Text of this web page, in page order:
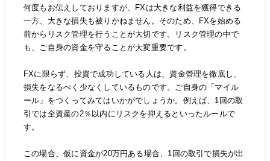
何度もお伝えしておりますが、FXは大きな利益を獲得できる
一方、大きな損失も被りかねません。そのため、FXを始める
前からリスク管理を行うことが大切です。リスク管理の中で
も、ご自身の資金を守ることが大変重要です。
FXに限らず、投資で成功している人は、資金管理を徹底し、
損失をなるべく少なくしているものです。ご自身の「マイル
ール」をつくってみてはいかがでしょうか。例えば、1回の取
引では全資産の2％以内にリスクを抑えるといったルールで
す。
この場合、仮に資金が20万円ある場合、1回の取引で損失が出